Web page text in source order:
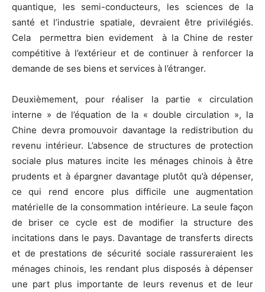
quantique, les semi-conducteurs, les sciences de la
santé et l’industrie spatiale, devraient être privilégiés.
Cela permettra bien evidement à la Chine de rester
compétitive à l’extérieur et de continuer à renforcer la
demande de ses biens et services à l’étranger.
Deuxièmement, pour réaliser la partie « circulation
interne » de l’équation de la « double circulation », la
Chine devra promouvoir davantage la redistribution du
revenu intérieur. L’absence de structures de protection
sociale plus matures incite les ménages chinois à être
prudents et à épargner davantage plutôt qu’à dépenser,
ce qui rend encore plus difficile une augmentation
matérielle de la consommation intérieure. La seule façon
de briser ce cycle est de modifier la structure des
incitations dans le pays. Davantage de transferts directs
et de prestations de sécurité sociale rassureraient les
ménages chinois, les rendant plus disposés à dépenser
une part plus importante de leurs revenus et de leur